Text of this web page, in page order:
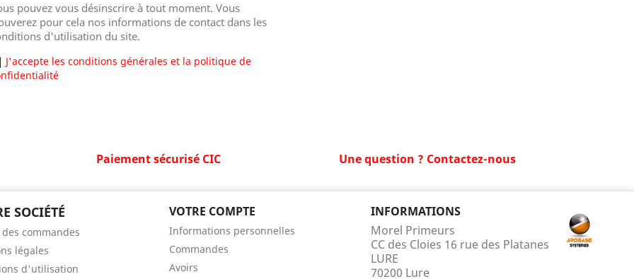
pouvez vous désinscrire à tout moment. Vous
pour cela nos informations de contact dans les
d'utilisation du site.
J'accepte les conditions générales et la politique de
Paiement sécurisé CIC Une question ? Contactez-nous
SOCIÉTÉ
commandes
légales
d'utilisation
VOTRE COMPTE
Informations personnelles
Commandes
Avoirs
INFORMATIONS
Morel Primeurs
CC des Cloies 16 rue des Platanes
LURE
70200 Lure